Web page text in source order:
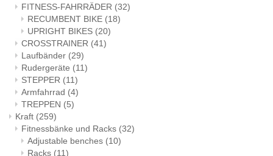
FITNESS-FAHRRÄDER (32)
RECUMBENT BIKE (18)
UPRIGHT BIKES (20)
CROSSTRAINER (41)
Laufbänder (29)
Rudergeräte (11)
STEPPER (11)
Armfahrrad (4)
TREPPEN (5)
Kraft (259)
Fitnessbänke und Racks (32)
Adjustable benches (10)
Racks (11)